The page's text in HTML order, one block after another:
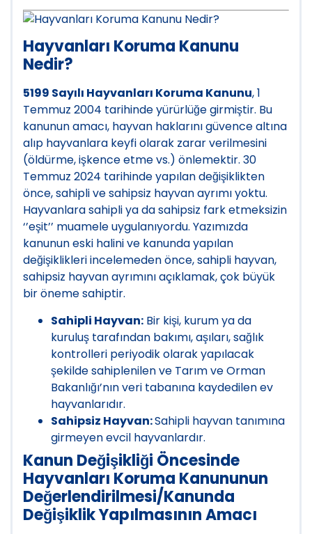
Hayvanları Koruma Kanunu
Nedir?
5199 Sayılı Hayvanları Koruma Kanunu, 1
Temmuz 2004 tarihinde yürürlüğe girmiştir. Bu
kanunun amacı, hayvan haklarını güvence altına
alıp hayvanlara keyfi olarak zarar verilmesini
(öldürme, işkence etme vs.) önlemektir. 30
Temmuz 2024 tarihinde yapılan değişiklikten
önce, sahipli ve sahipsiz hayvan ayrımı yoktu.
Hayvanlara sahipli ya da sahipsiz fark etmeksizin
‘’eşit’’ muamele uygulanıyordu. Yazımızda
kanunun eski halini ve kanunda yapılan
değişiklikleri incelemeden önce, sahipli hayvan,
sahipsiz hayvan ayrımını açıklamak, çok büyük
bir öneme sahiptir.
Sahipli Hayvan: Bir kişi, kurum ya da
kuruluş tarafından bakımı, aşıları, sağlık
kontrolleri periyodik olarak yapılacak
şekilde sahiplenilen ve Tarım ve Orman
Bakanlığı’nın veri tabanına kaydedilen ev
hayvanlarıdır.
Sahipsiz Hayvan:Sahipli hayvan tanımına
girmeyen evcil hayvanlardır.
Kanun Değişikliği Öncesinde
Hayvanları Koruma Kanununun
Değerlendirilmesi/Kanunda
Değişiklik Yapılmasının Amacı